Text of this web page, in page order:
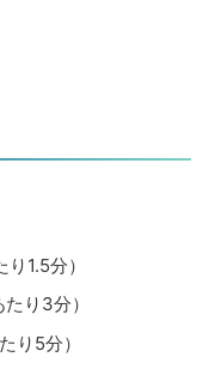
1.5分）
り3分）
り5分）